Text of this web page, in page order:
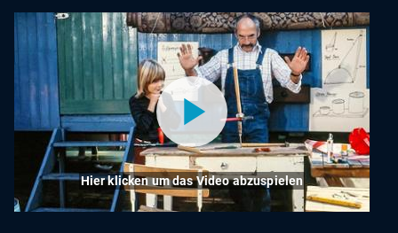
Hier klicken um das Video abzuspielen